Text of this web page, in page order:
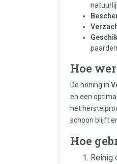
Hoe
De honing in
en een
het
schoon blijft
Hoe
Reinig